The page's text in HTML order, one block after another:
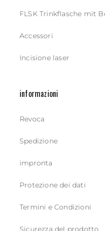
FLSK Trinkflasche mit
Accessori
Incisione laser
informazioni
Revoca
Spedizione
impronta
Protezione dei dati
Termini e Condizioni
Sicurezza del prodotto